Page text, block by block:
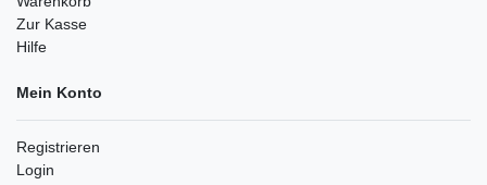
Zur Kasse
Hilfe
Mein Konto
Registrieren
Login